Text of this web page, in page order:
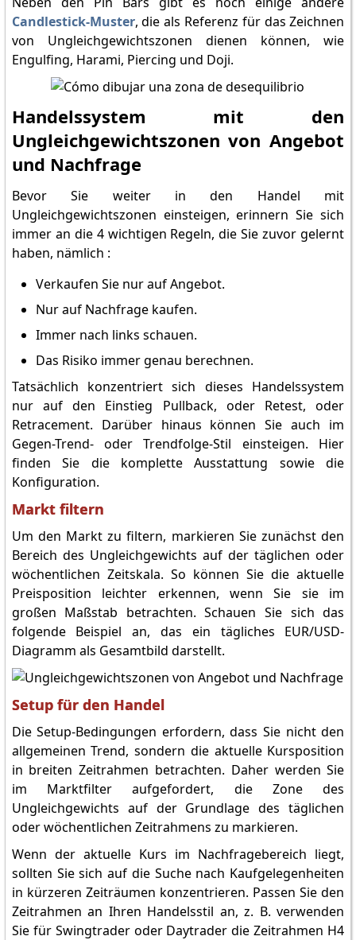
Candlestick-Muster, die als Referenz für das Zeichnen
von Ungleichgewichtszonen dienen können, wie
Engulfing, Harami, Piercing und Doji.
Handelssystem mit den
Ungleichgewichtszonen von Angebot
und Nachfrage
Bevor Sie weiter in den Handel mit
Ungleichgewichtszonen einsteigen, erinnern Sie sich
immer an die 4 wichtigen Regeln, die Sie zuvor gelernt
haben, nämlich :
Verkaufen Sie nur auf Angebot.
Nur auf Nachfrage kaufen.
Immer nach links schauen.
Das Risiko immer genau berechnen.
Tatsächlich konzentriert sich dieses Handelssystem
nur auf den Einstieg Pullback, oder Retest, oder
Retracement. Darüber hinaus können Sie auch im
Gegen-Trend- oder Trendfolge-Stil einsteigen. Hier
finden Sie die komplette Ausstattung sowie die
Konfiguration.
Markt filtern
Um den Markt zu filtern, markieren Sie zunächst den
Bereich des Ungleichgewichts auf der täglichen oder
wöchentlichen Zeitskala. So können Sie die aktuelle
Preisposition leichter erkennen, wenn Sie sie im
großen Maßstab betrachten. Schauen Sie sich das
folgende Beispiel an, das ein tägliches EUR/USD-
Diagramm als Gesamtbild darstellt.
Setup für den Handel
Die Setup-Bedingungen erfordern, dass Sie nicht den
allgemeinen Trend, sondern die aktuelle Kursposition
in breiten Zeitrahmen betrachten. Daher werden Sie
im Marktfilter aufgefordert, die Zone des
Ungleichgewichts auf der Grundlage des täglichen
oder wöchentlichen Zeitrahmens zu markieren.
Wenn der aktuelle Kurs im Nachfragebereich liegt,
sollten Sie sich auf die Suche nach Kaufgelegenheiten
in kürzeren Zeiträumen konzentrieren. Passen Sie den
Zeitrahmen an Ihren Handelsstil an, z. B. verwenden
Sie für Swingtrader oder Daytrader die Zeitrahmen H4